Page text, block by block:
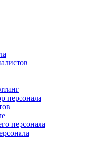
персонала
персонала